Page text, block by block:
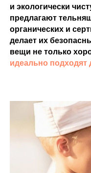
и экологически
предлагают
органических и
делает их
вещи не только
идеально подходят